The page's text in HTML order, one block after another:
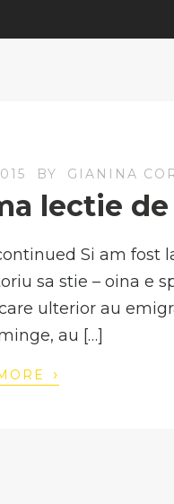
BY GIANINA
lectie
Si am fost
sa stie – oina e
ulterior au
au […]
›